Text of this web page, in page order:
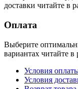
доставки читайте в
Оплата
Выберите
вариантах читайте в
Условия
Условия